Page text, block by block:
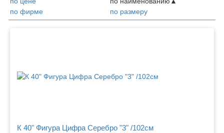
по фирме
по размеру
К 40" Фигура Цифра Серебро "3" /102см